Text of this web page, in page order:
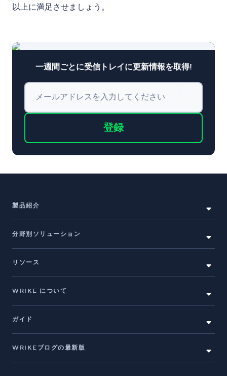
以上に満足させましょう。
一週間ごとに受信トレイに更新情報を取得!
メールアドレスを入力してください
登録
製品紹介
分野別ソリューション
リソース
WRIKE について
ガイド
WRIKEブログの最新版